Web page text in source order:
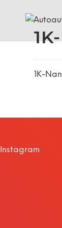
1K-
Instagram